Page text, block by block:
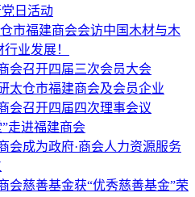
日活动
市福建商会会访中国木材与木
业发展！
会召开四届三次会员大会
太仓市福建商会及会员企业
会召开四届四次理事会议
走进福建商会
会成为政府·商会人力资源服务
会慈善基金获“优秀慈善基金”荣